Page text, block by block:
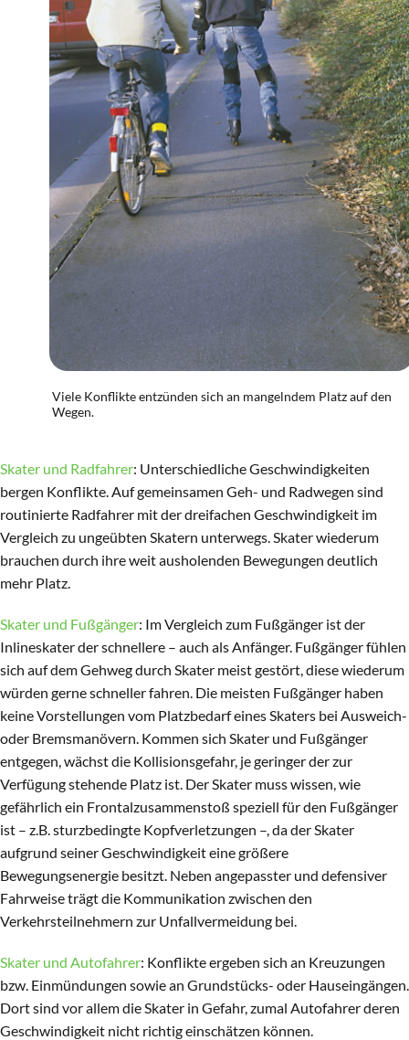
Viele Konflikte entzünden sich an mangelndem Platz auf den
Wegen.
Skater und Radfahrer: Unterschiedliche Geschwindigkeiten
bergen Konflikte. Auf gemeinsamen Geh- und Radwegen sind
routinierte Radfahrer mit der dreifachen Geschwindigkeit im
Vergleich zu ungeübten Skatern unterwegs. Skater wiederum
brauchen durch ihre weit ausholenden Bewegungen deutlich
mehr Platz.
Skater und Fußgänger: Im Vergleich zum Fußgänger ist der
Inlineskater der schnellere – auch als Anfänger. Fußgänger fühlen
sich auf dem Gehweg durch Skater meist gestört, diese wiederum
würden gerne schneller fahren. Die meisten Fußgänger haben
keine Vorstellungen vom Platzbedarf eines Skaters bei Ausweich-
oder Bremsmanövern. Kommen sich Skater und Fußgänger
entgegen, wächst die Kollisionsgefahr, je geringer der zur
Verfügung stehende Platz ist. Der Skater muss wissen, wie
gefährlich ein Frontalzusammenstoß speziell für den Fußgänger
ist – z.B. sturzbedingte Kopfverletzungen –, da der Skater
aufgrund seiner Geschwindigkeit eine größere
Bewegungsenergie besitzt. Neben angepasster und defensiver
Fahrweise trägt die Kommunikation zwischen den
Verkehrsteilnehmern zur Unfallvermeidung bei.
Skater und Autofahrer: Konflikte ergeben sich an Kreuzungen
bzw. Einmündungen sowie an Grundstücks- oder Hauseingängen.
Dort sind vor allem die Skater in Gefahr, zumal Autofahrer deren
Geschwindigkeit nicht richtig einschätzen können.